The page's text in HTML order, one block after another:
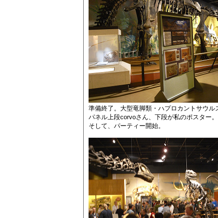
準備終了。大型竜脚類・ハプロカントサウル
パネル上段corvoさん、下段が私のポスター。
そして、パーティー開始。